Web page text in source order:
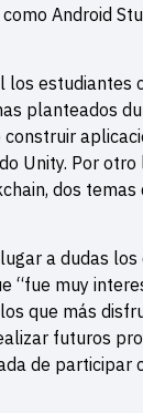
Android
los estudiantes
planteados
Unity. Por
dos
a dudas
“fue muy
que más
futuros
de participar